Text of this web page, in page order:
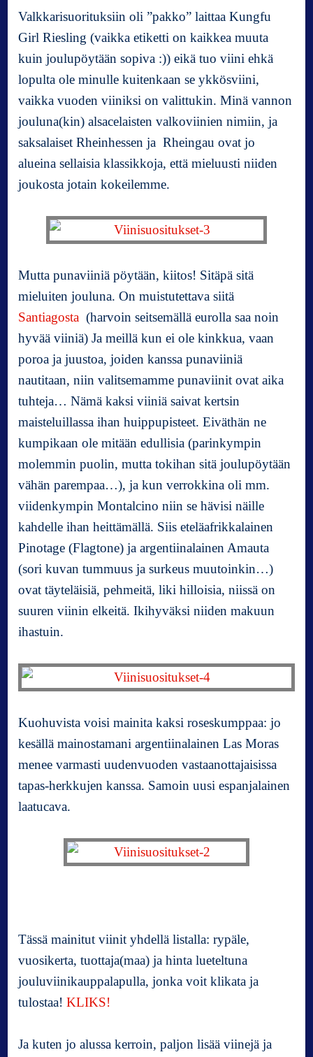
Valkkarisuorituksiin oli ”pakko” laittaa Kungfu
Girl Riesling (vaikka etiketti on kaikkea muuta
kuin joulupöytään sopiva :)) eikä tuo viini ehkä
lopulta ole minulle kuitenkaan se ykkösviini,
vaikka vuoden viiniksi on valittukin. Minä vannon
jouluna(kin) alsacelaisten valkoviinien nimiin, ja
saksalaiset Rheinhessen ja Rheingau ovat jo
alueina sellaisia klassikkoja, että mieluusti niiden
joukosta jotain kokeilemme.
Mutta punaviiniä pöytään, kiitos! Sitäpä sitä
mieluiten jouluna. On muistutettava siitä
Santiagosta (harvoin seitsemällä eurolla saa noin
hyvää viiniä) Ja meillä kun ei ole kinkkua, vaan
poroa ja juustoa, joiden kanssa punaviiniä
nautitaan, niin valitsemamme punaviinit ovat aika
tuhteja… Nämä kaksi viiniä saivat kertsin
maisteluillassa ihan huippupisteet. Eiväthän ne
kumpikaan ole mitään edullisia (parinkympin
molemmin puolin, mutta tokihan sitä joulupöytään
vähän parempaa…), ja kun verrokkina oli mm.
viidenkympin Montalcino niin se hävisi näille
kahdelle ihan heittämällä. Siis eteläafrikkalainen
Pinotage (Flagtone) ja argentiinalainen Amauta
(sori kuvan tummuus ja surkeus muutoinkin…)
ovat täyteläisiä, pehmeitä, liki hilloisia, niissä on
suuren viinin elkeitä. Ikihyväksi niiden makuun
ihastuin.
Kuohuvista voisi mainita kaksi roseskumppaa: jo
kesällä mainostamani argentiinalainen Las Moras
menee varmasti uudenvuoden vastaanottajaisissa
tapas-herkkujen kanssa. Samoin uusi espanjalainen
laatucava.
Tässä mainitut viinit yhdellä listalla: rypäle,
vuosikerta, tuottaja(maa) ja hinta lueteltuna
jouluviinikauppalapulla, jonka voit klikata ja
tulostaa!KLIKS!
Ja kuten jo alussa kerroin, paljon lisää viinejä ja